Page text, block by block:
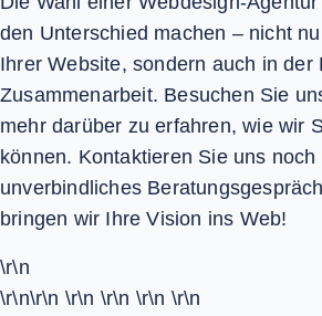
den Unterschied machen – nicht
Ihrer Website, sondern auch in der
Zusammenarbeit. Besuchen Sie
mehr darüber zu erfahren, wie wir
können. Kontaktieren Sie uns noch
unverbindliches
bringen wir Ihre Vision ins Web!
\r\n
\r\n\r\n \r\n \r\n \r\n \r\n